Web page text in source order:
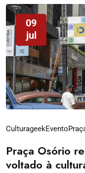
09
jul
CulturageekEvento
Praça Osório
voltado à